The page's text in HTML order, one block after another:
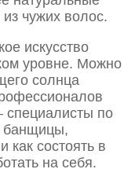
чужих волос.
искусство
уровне. Можно
солнца
специалисты по
банщицы,
как состоять в
на себя.